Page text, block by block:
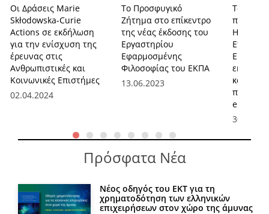
Οι Δράσεις Marie
Skłodowska-Curie
Actions σε εκδήλωση
για την ενίσχυση της
έρευνας στις
Ανθρωπιστικές και
Κοινωνικές Επιστήμες
02.04.2024
Το Προσφυγικό
Ζήτημα στο επίκεντρο
της νέας έκδοσης του
Εργαστηρίου
Εφαρμοσμένης
Φιλοσοφίας του ΕΚΠΑ
13.06.2023
Το
και
Πρόσφατα Νέα
Νέος οδηγός του ΕΚΤ για τη
χρηματοδότηση των ελληνικών
επιχειρήσεων στον χώρο της άμυνας